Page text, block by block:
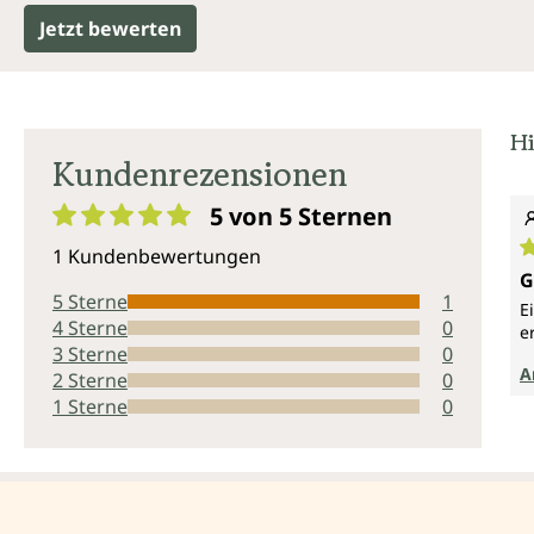
Jetzt bewerten
Kundenrezensionen
5 von 5 Sternen
1 Kundenbewertungen
5 Sterne
1
4 Sterne
0
3 Sterne
0
2 Sterne
0
1 Sterne
0